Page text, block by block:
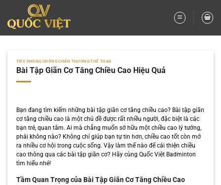
nội
dung
TIPS PHÒNG CHỐNG CHẤN THƯƠNG THỂ THAO
Bài Tập Giãn Cơ Tăng Chiều Cao Hiệu Quả
Bạn đang tìm kiếm những bài tập giãn cơ tăng chiều cao? Bài tập giãn
cơ tăng chiều cao là một chủ đề được rất nhiều người, đặc biệt là các
bạn trẻ, quan tâm. Ai mà chẳng muốn sở hữu một chiều cao lý tưởng,
phải không nào? Không chỉ giúp bạn tự tin hơn, chiều cao tốt còn mở
ra nhiều cơ hội trong cuộc sống. Vậy làm thế nào để cải thiện chiều
cao thông qua các bài tập giãn cơ? Hãy cùng Quốc Việt Badminton
tìm hiểu nhé!
Tầm Quan Trọng của Bài Tập Giãn Cơ Tăng Chiều Cao